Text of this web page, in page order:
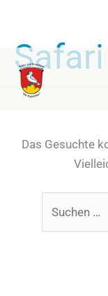
Zum
Inhalt
springen
Safari
Das Gesuchte
Suchen
nach: